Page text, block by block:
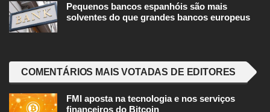
Pequenos bancos espanhóis são mais
solventes do que grandes bancos europeus
COMENTÁRIOS MAIS VOTADAS DE EDITORES
FMI aposta na tecnologia e nos serviços
financeiros do Bitcoin